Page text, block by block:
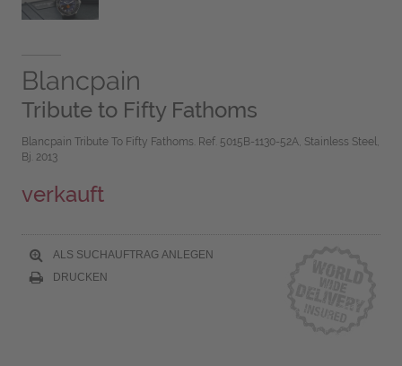
Blancpain
Tribute to Fifty Fathoms
Blancpain Tribute To Fifty Fathoms. Ref. 5015B-1130-52A, Stainless Steel,
Bj. 2013
verkauft
ALS SUCHAUFTRAG ANLEGEN
DRUCKEN